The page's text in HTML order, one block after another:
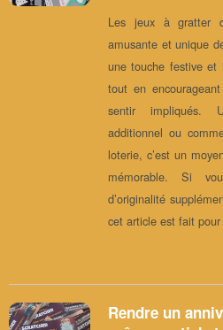
Les jeux à gratter
amusante et unique
une touche festive et
tout en
sentir impliqués.
additionnel ou
loterie, c’est un
mémorable. Si
d’originalité
cet article est fait pour
Rendre un